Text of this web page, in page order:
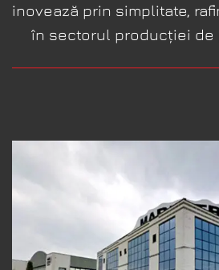
inovează prin simplitate,
în sectorul producției de
special în luna
Descoperă plăci ceramice Mariner,
și primește consultanță pentru
✓ Calitate italiană ✓ Consultanță dedicată